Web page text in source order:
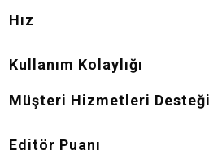
Hız
Kullanım Kolaylığı
Müşteri Hizmetleri
Editör Puanı